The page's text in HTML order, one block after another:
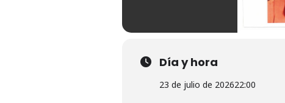
Día y hora
23 de julio de 202622:00